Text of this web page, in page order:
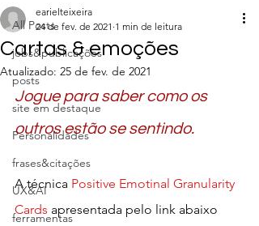
All Posts
jobs&publicações
posts
site em destaque
Personalidades
frases&citações
UX&AI
ferramentas
Cartas & emoções
earielteixeira
24 de fev. de 2021 1 min de leitura
Atualizado: 25 de fev. de 2021
Jogue para saber como os
outros estão se sentindo.
A técnica Positive Emotinal Granularity
Cards apresentada pelo link abaixo